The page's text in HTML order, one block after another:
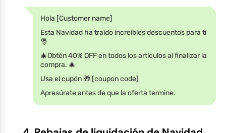
Hola [Customer name]
Esta Navidad ha traído increíbles descuentos para ti
🎅
🎄Obtén 40% OFF en todos los artículos al finalizar la
compra. 🎄
Usa el cupón 🎁 [coupon code]
Apresúrate antes de que la oferta termine.